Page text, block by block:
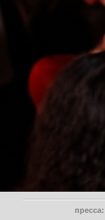
пресса: